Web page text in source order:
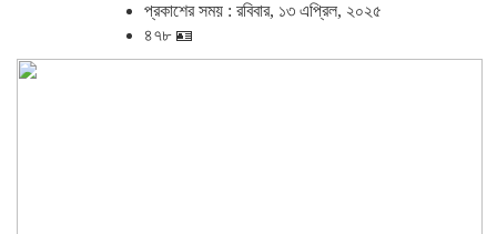
প্রকাশের সময় : রবিবার, ১৩ এপ্রিল, ২০২৫
৪৭৮ 🪪